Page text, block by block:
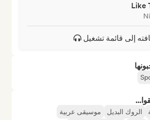
Like
إلى قائمة تشغيل
الروك البديل
موسيقى عربية